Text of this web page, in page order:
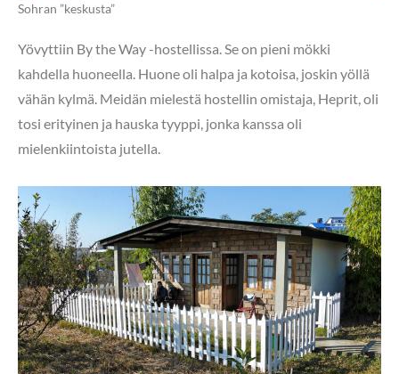
Sohran ”keskusta”
Yövyttiin By the Way -hostellissa. Se on pieni mökki
kahdella huoneella. Huone oli halpa ja kotoisa, joskin yöllä
vähän kylmä. Meidän mielestä hostellin omistaja, Heprit, oli
tosi erityinen ja hauska tyyppi, jonka kanssa oli
mielenkiintoista jutella.